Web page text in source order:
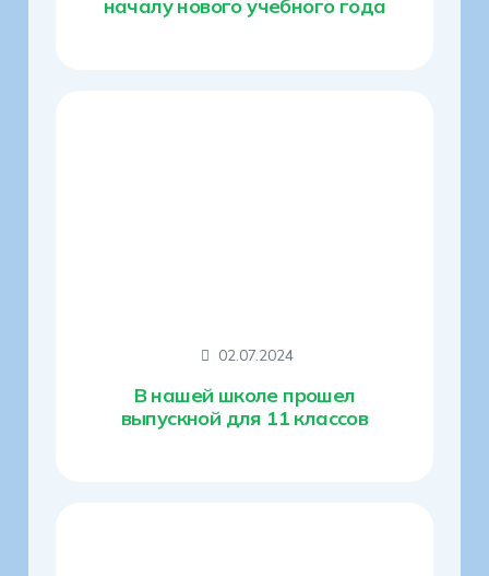
началу нового учебного года
02.07.2024
В нашей школе прошел
выпускной для 11 классов